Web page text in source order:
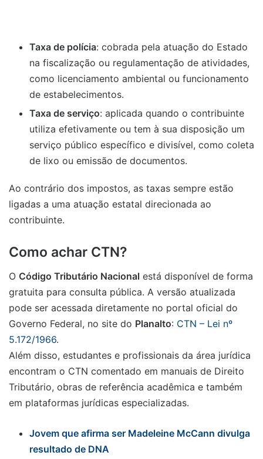
Taxa de polícia: cobrada pela atuação do Estado
na fiscalização ou regulamentação de atividades,
como licenciamento ambiental ou funcionamento
de estabelecimentos.
Taxa de serviço: aplicada quando o contribuinte
utiliza efetivamente ou tem à sua disposição um
serviço público específico e divisível, como coleta
de lixo ou emissão de documentos.
Ao contrário dos impostos, as taxas sempre estão
ligadas a uma atuação estatal direcionada ao
contribuinte.
Como achar CTN?
O Código Tributário Nacional está disponível de forma
gratuita para consulta pública. A versão atualizada
pode ser acessada diretamente no portal oficial do
Governo Federal, no site do Planalto: CTN – Lei nº
5.172/1966.
Além disso, estudantes e profissionais da área jurídica
encontram o CTN comentado em manuais de Direito
Tributário, obras de referência acadêmica e também
em plataformas jurídicas especializadas.
Jovem que afirma ser Madeleine McCann divulga
resultado de DNA